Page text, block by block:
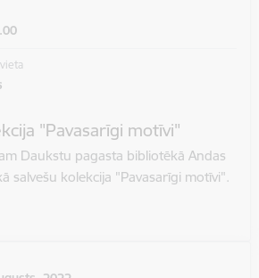
"Pavasarīgi motīvi"
Daukstu pagasta bibliotēkā Andas
salvešu kolekcija "Pavasarīgi motīvi".